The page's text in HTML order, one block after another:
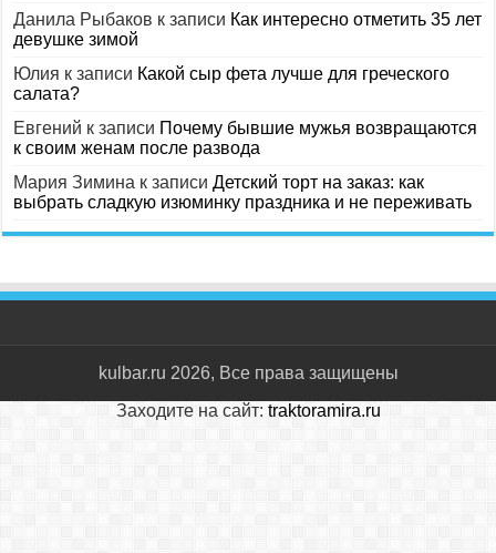
Данила Рыбаков к записи Как интересно отметить 35 лет
девушке зимой
Юлия к записи Какой сыр фета лучше для греческого
салата?
Евгений к записи Почему бывшие мужья возвращаются
к своим женам после развода
Мария Зимина к записиДетский торт на заказ: как
выбрать сладкую изюминку праздника и не переживать
kulbar.ru 2026, Все права защищены
Заходите на сайт: traktoramira.ru